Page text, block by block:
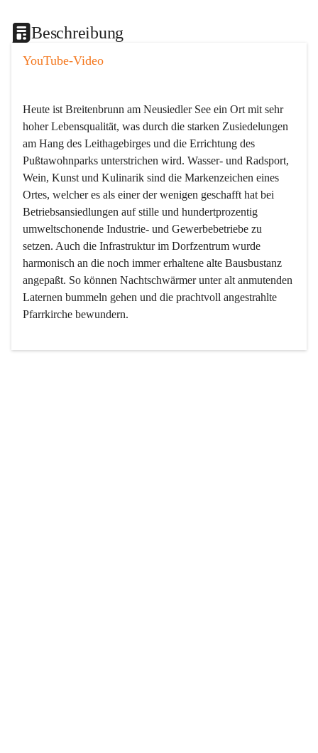
Beschreibung
YouTube-Video
Heute ist Breitenbrunn am Neusiedler See ein Ort mit sehr
hoher Lebensqualität, was durch die starken Zusiedelungen
am Hang des Leithagebirges und die Errichtung des
Pußtawohnparks unterstrichen wird. Wasser- und Radsport,
Wein, Kunst und Kulinarik sind die Markenzeichen eines
Ortes, welcher es als einer der wenigen geschafft hat bei
Betriebsansiedlungen auf stille und hundertprozentig
umweltschonende Industrie- und Gewerbebetriebe zu
setzen. Auch die Infrastruktur im Dorfzentrum wurde
harmonisch an die noch immer erhaltene alte Bausbustanz
angepaßt. So können Nachtschwärmer unter alt anmutenden
Laternen bummeln gehen und die prachtvoll angestrahlte
Pfarrkirche bewundern.
Der Weinbau dominert heute nicht mehr, ist aber integrativer